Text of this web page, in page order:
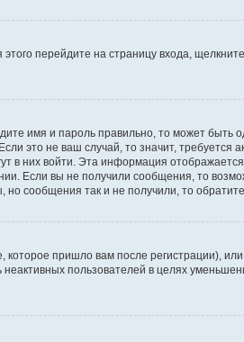
перейдите на страницу входа,
имя и пароль правильно, то может быть
это не ваш случай, то значит, требуется
в них войти. Эта информация
Если вы не получили сообщения, то
сообщения так и не получили, то
пришло вам после регистрации),
пользователей в целях